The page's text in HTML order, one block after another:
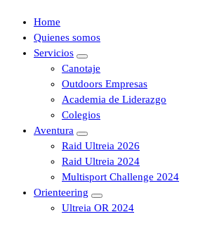
Home
Quienes somos
Servicios
Canotaje
Outdoors Empresas
Academia de Liderazgo
Colegios
Aventura
Raid Ultreia 2026
Raid Ultreia 2024
Multisport Challenge 2024
Orienteering
Ultreia OR 2024